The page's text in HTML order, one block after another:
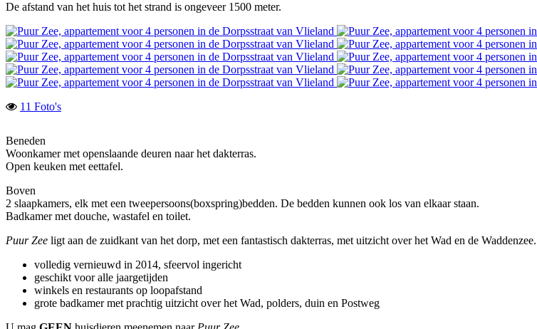
De afstand van het huis tot het strand is ongeveer 1500 meter.
11 Foto's
Beneden
Woonkamer met openslaande deuren naar het dakterras.
Open keuken met eettafel.
Boven
2 slaapkamers, elk met een tweepersoons(boxspring)bedden. De bedden kunnen ook los van elkaar staan.
Badkamer met douche, wastafel en toilet.
Puur Zee ligt aan de zuidkant van het dorp, met een fantastisch dakterras, met uitzicht over het Wad en de Waddenzee.
volledig vernieuwd in 2014, sfeervol ingericht
geschikt voor alle jaargetijden
winkels en restaurants op loopafstand
grote badkamer met prachtig uitzicht over het Wad, polders, duin en Postweg